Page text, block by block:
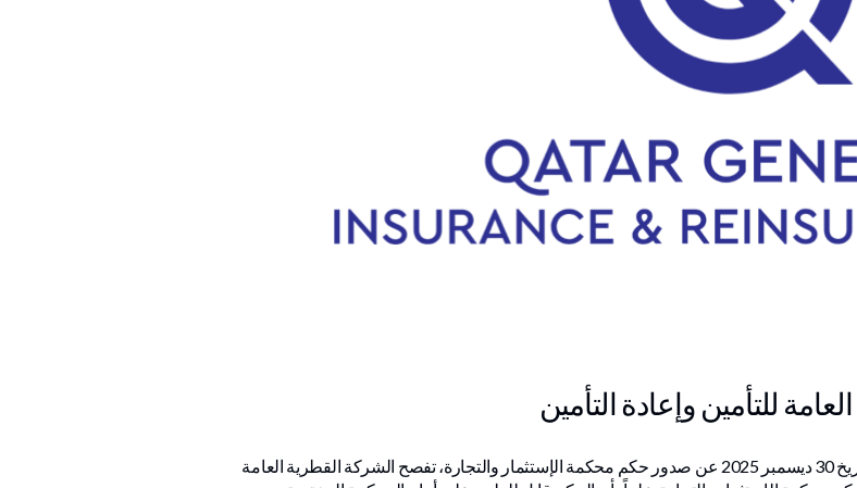
للتأمين وإعادة التأمين
إلحاقاً لإفصاح الشركة القطرية العامة للتأمين وإعادة التأمين بتاريخ 30 ديسمبر 2025 عن صدور حكم محكمة الإستثمار والتجارة، تفصح الشركة القطرية العامة